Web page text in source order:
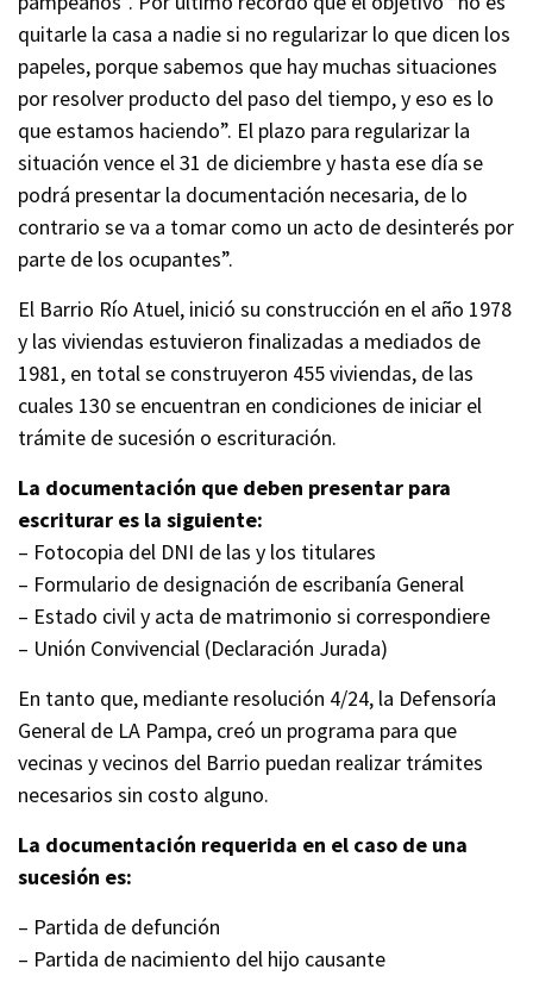
quitarle la casa a nadie si no regularizar lo que dicen los
papeles, porque sabemos que hay muchas situaciones
por resolver producto del paso del tiempo, y eso es lo
que estamos haciendo”. El plazo para regularizar la
situación vence el 31 de diciembre y hasta ese día se
podrá presentar la documentación necesaria, de lo
contrario se va a tomar como un acto de desinterés por
parte de los ocupantes”.
El Barrio Río Atuel, inició su construcción en el año 1978
y las viviendas estuvieron finalizadas a mediados de
1981, en total se construyeron 455 viviendas, de las
cuales 130 se encuentran en condiciones de iniciar el
trámite de sucesión o escrituración.
La documentación que deben presentar para
escriturar es la siguiente:
– Fotocopia del DNI de las y los titulares
– Formulario de designación de escribanía General
– Estado civil y acta de matrimonio si correspondiere
– Unión Convivencial (Declaración Jurada)
En tanto que, mediante resolución 4/24, la Defensoría
General de LA Pampa, creó un programa para que
vecinas y vecinos del Barrio puedan realizar trámites
necesarios sin costo alguno.
La documentación requerida en el caso de una
sucesión es:
– Partida de defunción
– Partida de nacimiento del hijo causante